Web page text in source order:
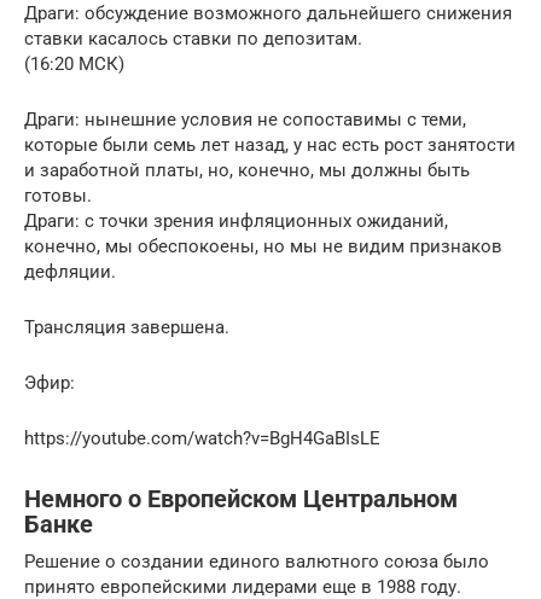
Драги: обсуждение возможного дальнейшего снижения
ставки касалось ставки по депозитам.
(16:20 МСК)
Драги: нынешние условия не сопоставимы с теми,
которые были семь лет назад, у нас есть рост занятости
и заработной платы, но, конечно, мы должны быть
готовы.
Драги: с точки зрения инфляционных ожиданий,
конечно, мы обеспокоены, но мы не видим признаков
дефляции.
Трансляция завершена.
Эфир:
https://youtube.com/watch?v=BgH4GaBIsLE
Немного о Европейском Центральном
Банке
Решение о создании единого валютного союза было
принято европейскими лидерами еще в 1988 году.